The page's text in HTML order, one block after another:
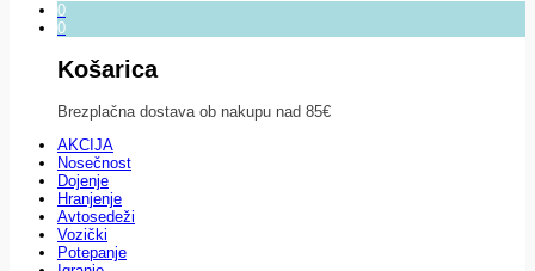
0
0
Košarica
Brezplačna dostava ob nakupu nad 85€
AKCIJA
Nosečnost
Dojenje
Hranjenje
Avtosedeži
Vozički
Potepanje